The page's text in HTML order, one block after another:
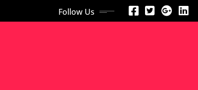
Follow Us